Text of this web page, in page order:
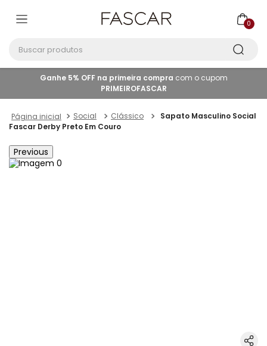
0
Ganhe 5% OFF na primeira compra com o cupom
PRIMEIROFASCAR
Social Clássico
Sapato Masculino Social
Fascar Derby Preto Em Couro
Previous